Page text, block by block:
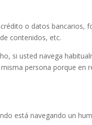
o datos bancarios,
contenidos, etc.
si usted navega
persona porque en
está navegando un